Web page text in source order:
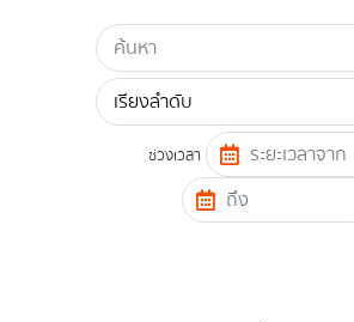
ผู้บริหารเทคโนโลยีสารสนเทศระดับสูง (CIO)
โครงสร้างส่วนราชการ
เจตจำนงสุจริตของผู้บริหาร
การมีส่วนร่วมของผู้บริหาร
กฎหมาย/พรบ.ด้านพลังงาน
ช่วงเวลา